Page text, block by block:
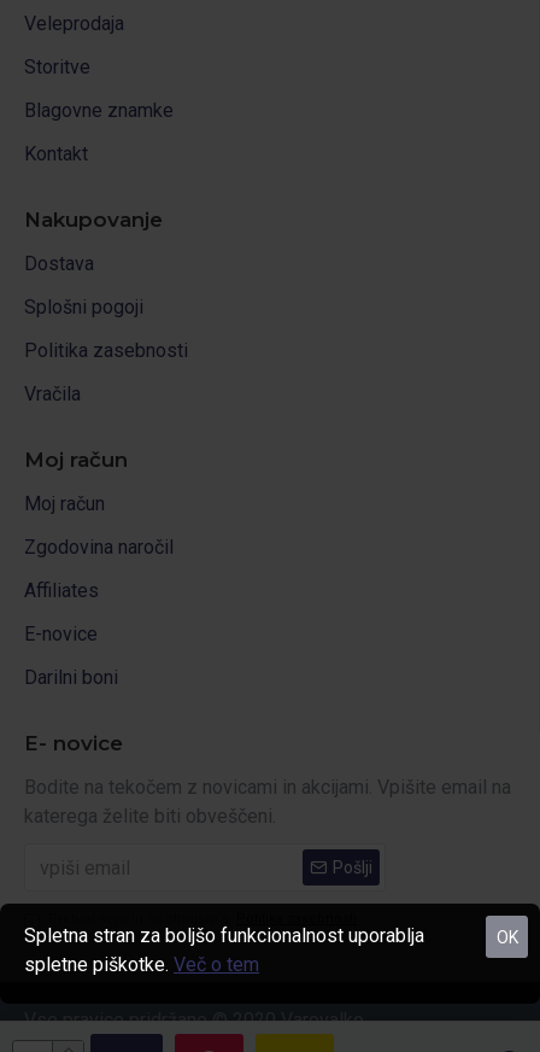
Veleprodaja
Storitve
Blagovne znamke
Kontakt
Nakupovanje
Dostava
Splošni pogoji
Politika zasebnosti
Vračila
Moj račun
Moj račun
Zgodovina naročil
Affiliates
E-novice
Darilni boni
E- novice
Bodite na tekočem z novicami in akcijami. Vpišite email na
katerega želite biti obveščeni.
Pošlji
Vse pravice pridržane © 2020 Varovalko
OK
Spletna stran za boljšo funkcionalnost uporablja
spletne piškotke. Več o tem